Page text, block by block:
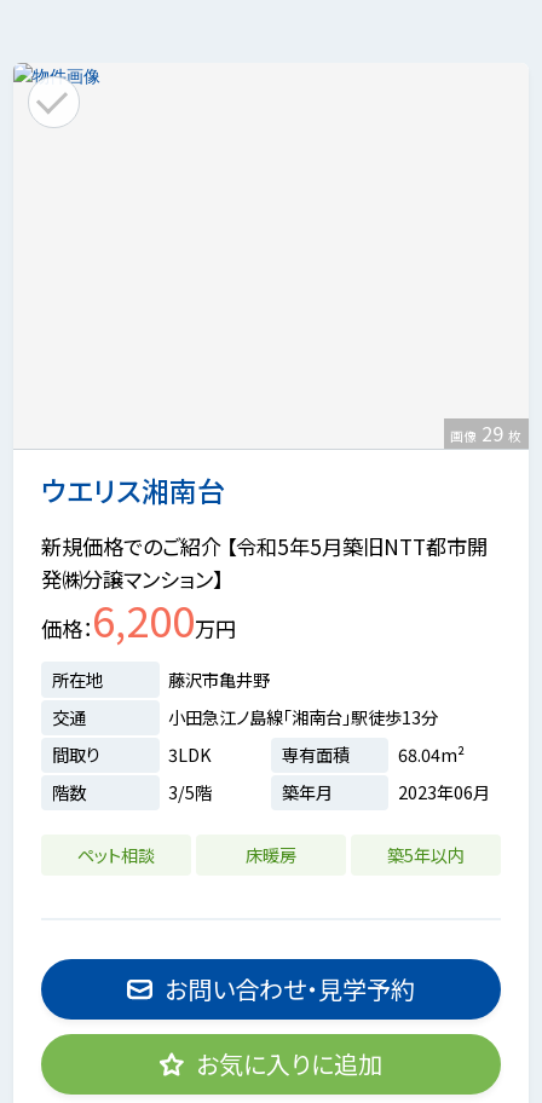
ウエリス湘南台
画像 29 枚
新規価格でのご紹介 【令和5年5月築旧NTT都市開
発㈱分譲マンション】
価格 6,200万円
所在地
藤沢市亀井野
交通
小田急江ノ島線「湘南台」駅徒歩13分
間取り
3LDK 専有面積
68.04m²
階数
3/5階 築年月 2023年06月
ペット相談 床暖房 築5年以内
お問い合わせ・見学予約
お気に入りに追加